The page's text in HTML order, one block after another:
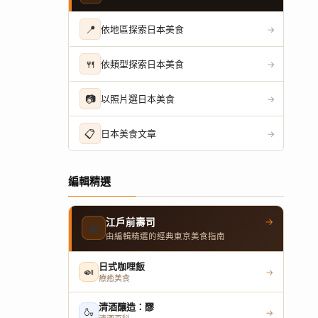
📍 依地區探索日本美食 →
🍴 依類型探索日本美食 →
📷 以照片選日本美食 →
📋 日本美食文章 →
編輯精選
🍣 江戶前壽司
由編輯精選的經典東京美食指南
→
🍛 日式咖哩飯
療癒美食
→
🍶 清酒釀造：醪 →